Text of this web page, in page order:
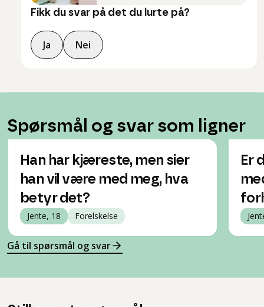
Fikk du svar på det du lurte på?
Ja Nei
Spørsmål og svar som ligner
Han har kjæreste, men sier
han vil være med meg, hva
betyr det?
Jente, 18 Forelskelse
Er
Gå til spørsmål og svar